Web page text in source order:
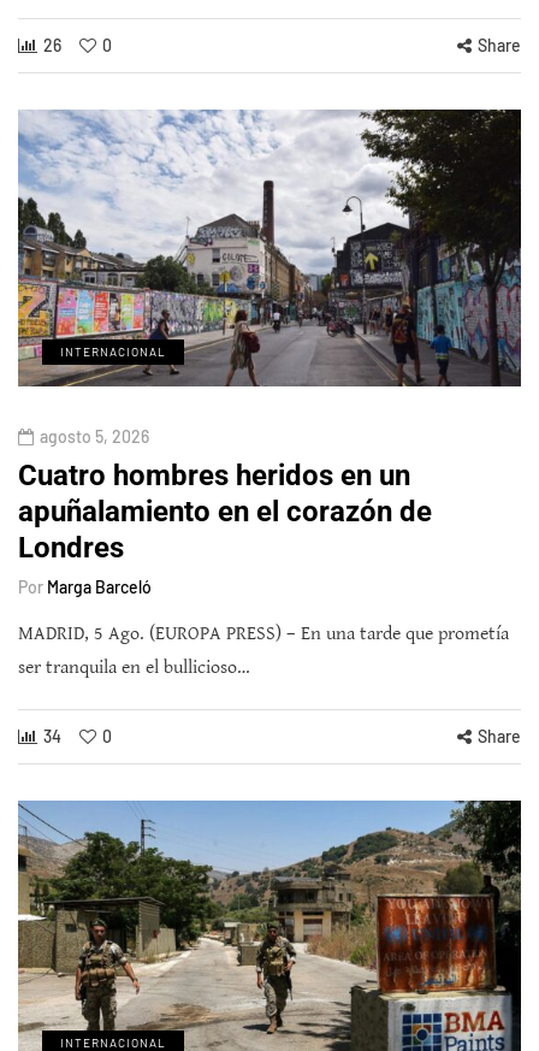
26 0 Share
INTERNACIONAL
agosto 5, 2026
Cuatro hombres heridos en un
apuñalamiento en el corazón de
Londres
Por Marga Barceló
MADRID, 5 Ago. (EUROPA PRESS) – En una tarde que prometía
ser tranquila en el bullicioso…
34 0 Share
INTERNACIONAL